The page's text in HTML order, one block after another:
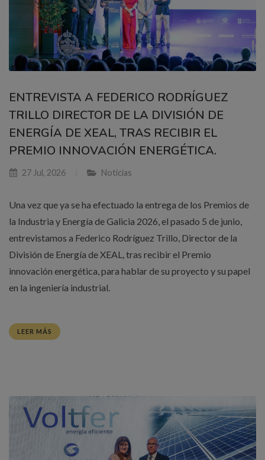
ENTREVISTA A FEDERICO RODRÍGUEZ
TRILLO DIRECTOR DE LA DIVISIÓN DE
ENERGÍA DE XEAL, TRAS RECIBIR EL
PREMIO INNOVACIÓN ENERGÉTICA.
27 Jul, 2026 Noticias
Una vez que ya se ha efectuado la entrega de los Premios de
la Industria y Energía de Galicia 2026, el pasado 5 de junio,
entrevistamos a Federico Rodríguez Trillo, Director de la
División de Energía de XEAL, tras recibir el Premio
innovación energética, para hablar de su proyecto y su papel
en la ingeniería industrial.
LEER MÁS